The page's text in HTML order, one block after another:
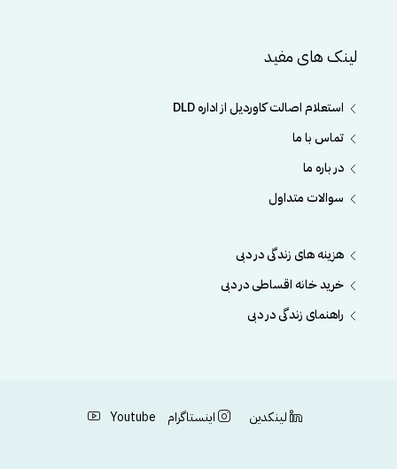
لینک های مفید
استعلام اصالت کاوردیل از اداره DLD
تماس با ما
در باره ما
سوالات متداول
هزینه های زندگی در دبی
خرید خانه اقساطی در دبی
راهنمای زندگی در دبی
لینکدین اینستاگرام Youtube